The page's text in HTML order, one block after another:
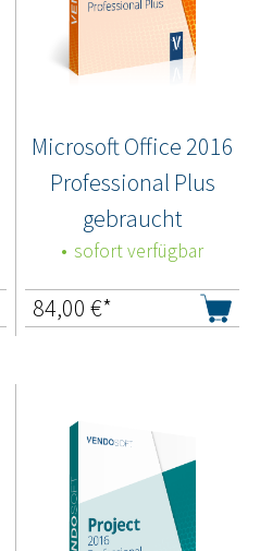
Microsoft Office 2016
Professional Plus
gebraucht
sofort verfügbar
84,00 €*